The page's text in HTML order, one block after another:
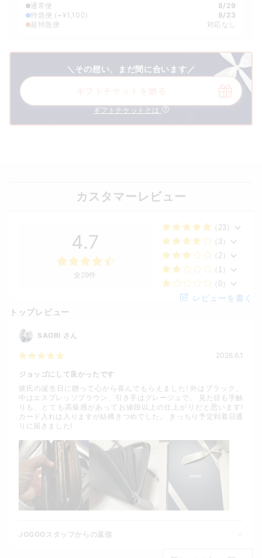
通常便
8/29
特急便 (+¥1,100)
8/23
超特急便
対応なし
＼その想い、まだ間に合います／
ギフトチケットを贈る
ギフトチケットとは
カスタマーレビュー
4.7
全29件
（23）
（3）
（2）
（1）
（0）
レビューを書く
トップレビュー
SAORI さん
2026.6.1
ジョッゴにして良かったです
彼氏の誕生日に贈って心から喜んでもらえました! 外はブラック、
中はエスプレッソブラウン、引き手はグレージュで。 見た目も手触
りも、とても高級感があってお値段以上の仕上がりだと思います!
カード入れは入りますが結構きつめでした。 きっちり予定到着日通
りに届きました!
JOGGOスタッフからの返信